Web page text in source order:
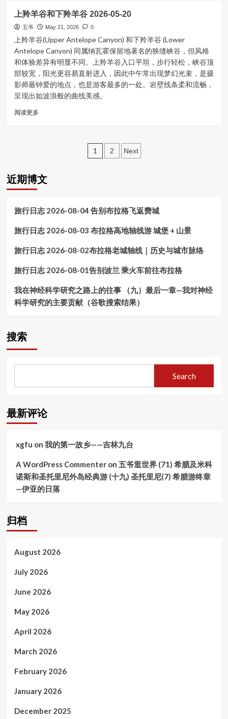
波
浪
谷
全
步
游
2026-
05-
上羚羊谷和下羚羊谷 2026-05-20
五爷 May 21, 2026 0
上羚羊谷(Upper Antelope Canyon) 和下羚羊谷 (Lower
Antelope Canyon) 同属纳瓦霍保留地著名的狭缝峡谷，但风格
和体验差异有明显不同。上羚羊谷入口平坦，步行轻松，峡谷顶
部较宽，阳光更容易直射进入，因此中午常出现梦幻光束，是摄
影师最钟爱的地点，也是游客最多的一处。岩壁线条柔和流畅，
呈现出如波浪般的曲线美感。
阅读更多Read
和
羊
2026-
05-
20
Posts
1 2 Next
近期博文
旅行日志 2026-08-04 告别布拉格飞返费城
旅行日志 2026-08-03 布拉格高地轴线游 城堡 + 山景
旅行日志 2026-08-02布拉格老城轴线｜历史与城市脉络
旅行日志 2026-08-01告别波兰 乘火车前往布拉格
我在神经科学研究之路上的往事 （九）最后一章—我对神经
科学研究的主要贡献（谷歌搜索结果）
搜索
Search
最新评论
xgfu on 我的第一故乡——吉林九台
A WordPress Commenteron 五爷逛世界 (71) 希腊及米科
诺斯和圣托里尼外岛经典游 (十九) 圣托里尼(7) 希腊游终章
—伊亚的日落
归档
August 2026
July 2026
June 2026
May 2026
April 2026
March 2026
February 2026
January 2026
December 2025